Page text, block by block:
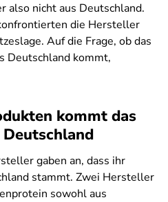
also nicht aus Deutschland.
die Hersteller
Auf die Frage, ob das
Deutschland kommt,
kommt das
gaben an, dass ihr
stammt. Zwei Hersteller
sowohl aus